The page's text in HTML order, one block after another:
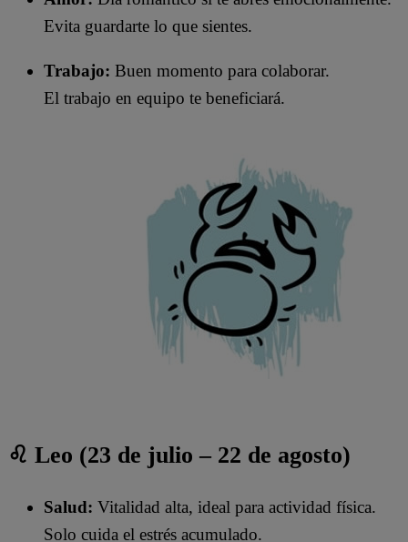
Evita guardarte lo que sientes.
Trabajo: Buen momento para colaborar.
El trabajo en equipo te beneficiará.
♌ Leo (23 de julio – 22 de agosto)
Salud: Vitalidad alta, ideal para actividad física.
Solo cuida el estrés acumulado.